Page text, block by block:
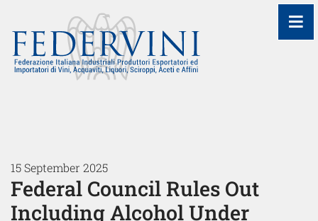
15 September 2025
Federal Council Rules Out
Including Alcohol Under
≡